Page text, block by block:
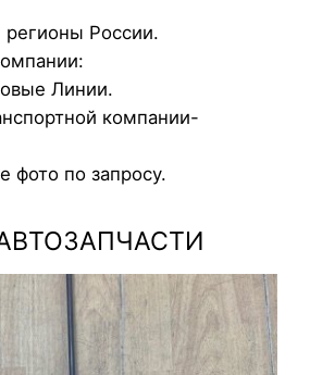
регионы России.
Линии.
компании-
фото по запросу.